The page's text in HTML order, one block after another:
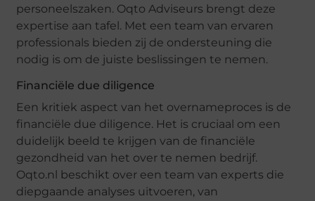
personeelszaken. Oqto Adviseurs brengt deze
expertise aan tafel. Met een team van ervaren
professionals bieden zij de ondersteuning die
nodig is om de juiste beslissingen te nemen.
Financiële due diligence
Een kritiek aspect van het overnameproces is de
financiële due diligence. Het is cruciaal om een
duidelijk beeld te krijgen van de financiële
gezondheid van het over te nemen bedrijf.
Oqto.nl beschikt over een team van experts die
diepgaande analyses uitvoeren, van